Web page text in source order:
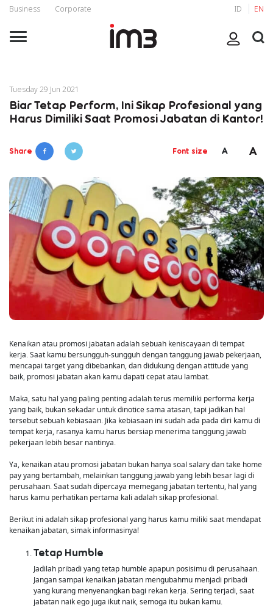
Business Corporate ID EN
Tuesday 29 Jun 2021
Biar Tetap Perform, Ini Sikap Profesional yang
Harus Dimiliki Saat Promosi Jabatan di Kantor!
Share Font size A A
Kenaikan atau promosi jabatan adalah sebuah keniscayaan di tempat
kerja. Saat kamu bersungguh-sungguh dengan tanggung jawab pekerjaan,
mencapai target yang dibebankan, dan didukung dengan attitude yang
baik, promosi jabatan akan kamu dapati cepat atau lambat.
Maka, satu hal yang paling penting adalah terus memiliki performa kerja
yang baik, bukan sekadar untuk dinotice sama atasan, tapi jadikan hal
tersebut sebuah kebiasaan. Jika kebiasaan ini sudah ada pada diri kamu di
tempat kerja, rasanya kamu harus bersiap menerima tanggung jawab
pekerjaan lebih besar nantinya.
Ya, kenaikan atau promosi jabatan bukan hanya soal salary dan take home
pay yang bertambah, melainkan tanggung jawab yang lebih besar lagi di
perusahaan. Saat sudah dipercaya memegang jabatan tertentu, hal yang
harus kamu perhatikan pertama kali adalah sikap profesional.
Berikut ini adalah sikap profesional yang harus kamu miliki saat mendapat
kenaikan jabatan, simak informasinya!
Tetap Humble
Jadilah pribadi yang tetap humble apapun posisimu di perusahaan.
Jangan sampai kenaikan jabatan mengubahmu menjadi pribadi
yang kurang menyenangkan bagi rekan kerja. Sering terjadi, saat
jabatan naik ego juga ikut naik, semoga itu bukan kamu.